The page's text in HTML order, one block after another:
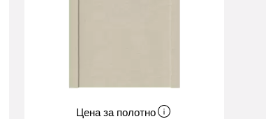
Цена за полотно